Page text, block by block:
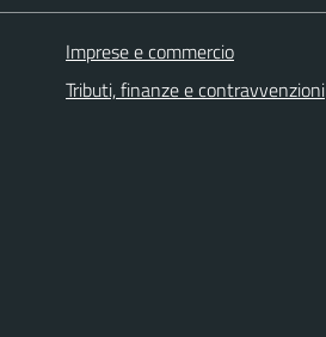
Imprese e commercio
Tributi, finanze e contravvenzioni